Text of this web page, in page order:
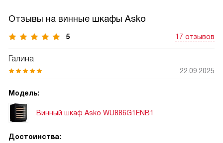
Отзывы на винные шкафы Asko
5 17 отзывов
Галина
22.09.2025
Модель:
Винный шкаф Asko WU886G1ENB1
Достоинства: